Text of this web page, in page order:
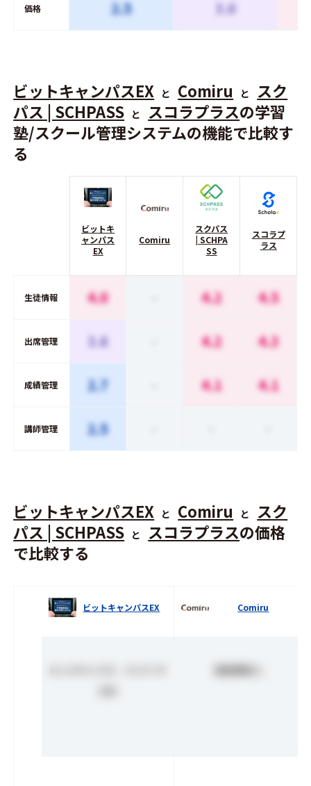
価格 2.5 3.0
ビットキャンパスEX と Comiru と
スク
パス | SCHPASS と スコラプラスの学習
塾/スクール管理システムの機能で比較す
る
ビットキ
ャンパス
EX
Comiru
スクパス
| SCHPA
SS
スコラプ
ラス
生徒情報 4.0 4.2 4.5
出席管理 3.6 4.2 4.3
成績管理 2.7 4.1 4.1
講師管理 2.5
ビットキャンパスEX と Comiru と
スク
パス | SCHPASS と スコラプラスの価格
で比較する
ビットキャンパスEX Comiru